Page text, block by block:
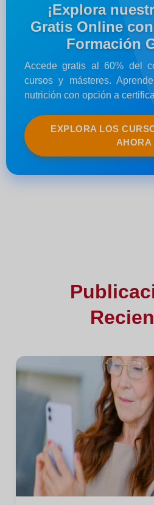
¡Explora
Gratis Online
Formación
Accede gratis al 60% del
cursos y másteres.
nutrición con opción a
EXPLORA LOS
AHORA